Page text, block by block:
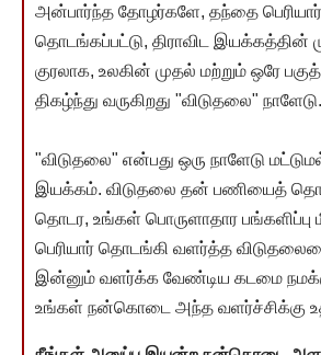
அன்பார்ந்த தோழர்களே, தந்தை
தொடங்கப்பட்டு, திராவிட
குரலாக, உலகின் முதல் மற்றும் ஒரே
திகழ்ந்து வருகிறது "விடுதலை" நாளேடு.
"விடுதலை" என்பது ஒரு நாளேடு
இயக்கம். விடுதலை தன் பணியைத்
தொடர, உங்கள் பொருளாதார பங்களிப்பு
பெரியார் தொடங்கி வளர்த்த
இன்னும் வளர்க்க வேண்டிய கடமை
உங்கள் நன்கொடை அந்த வளர்ச்சிக்கு